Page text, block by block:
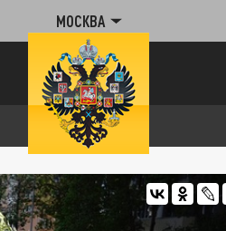
МОСКВА